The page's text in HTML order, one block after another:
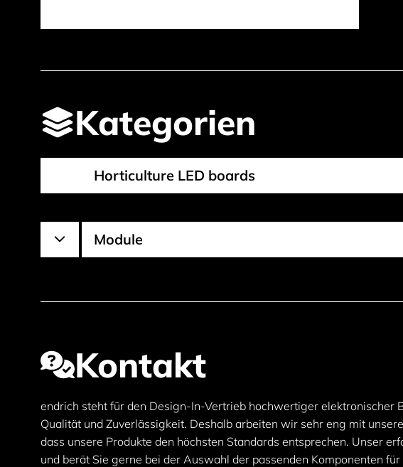
Kategorien
Horticulture LED boards
Module
Kontakt
endrich steht für den Design-In-Vertrieb hochwertiger
Qualität und Zuverlässigkeit. Deshalb arbeiten wir sehr eng mit
dass unsere Produkte den höchsten Standards entsprechen. Unser
und berät Sie gerne bei der Auswahl der passenden Komponenten